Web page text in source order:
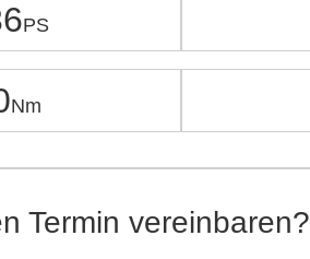
Termin vereinbaren?